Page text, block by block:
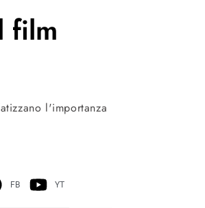
film
l'importanza
FB YT